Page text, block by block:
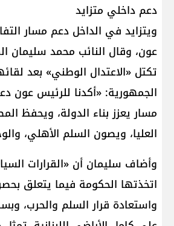
دعم داخلي متزايد
ويتزايد في الداخل دعم مسار
عون، وقال النائب محمد سليمان
تكتل «الاعتدال الوطني» بعد
الجمهورية: «أكدنا للرئيس عون
مسار يعزز بناء الدولة، ويحفظ
العليا، ويصون السلم الأهلي،
وأضاف سليمان أن «القرارات
اتخذتها الحكومة فيما يتعلق
واستعادة قرار السلم والحرب،